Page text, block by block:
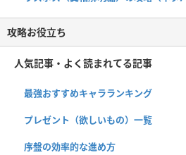
攻略お役立ち
人気記事・よく読まれてる記事
最強おすすめキャラランキング
プレゼント（欲しいもの）一覧
序盤の効率的な進め方